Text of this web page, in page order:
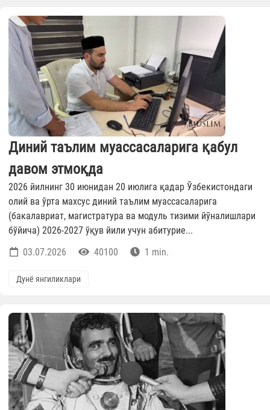
Диний таълим муассасаларига қабул
давом этмоқда
2026 йилнинг 30 июнидан 20 июлига қадар Ўзбекистондаги
олий ва ўрта махсус диний таълим муассасаларига
(бакалавриат, магистратура ва модуль тизими йўналишлари
бўйича) 2026-2027 ўқув йили учун абитурие...
03.07.2026
40100 1 min.
Дунё янгиликлари